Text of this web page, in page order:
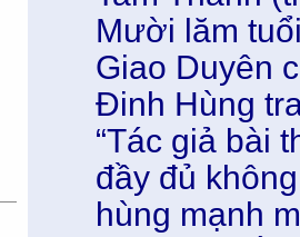
Mười lăm
Giao Duyên
Đinh Hùng
“Tác giả bài
đầy đủ
hùng mạnh